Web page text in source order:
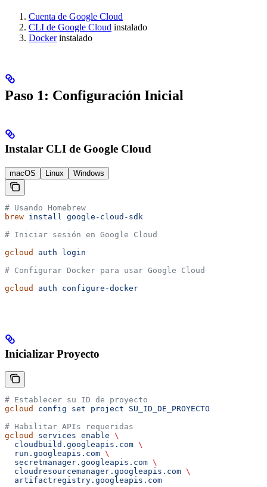
Cuenta de Google Cloud
CLI de Google Cloud instalado
Dockerinstalado
Paso 1: Configuración Inicial
Instalar CLI de Google Cloud
macOS Linux Windows
# Usando Homebrew
brew install
google-cloud-sdk
# Iniciar sesión en Google Cloud
gcloud
auth login
# Configurar Docker para usar Google Cloud
gcloud
auth configure-docker
Inicializar Proyecto
# Establecer su ID de proyecto
gcloud
config set project SU_ID_DE_PROYECTO
# Habilitar APIs requeridas
gcloud
services enable \
  cloudbuild.googleapis.com
\
  run.googleapis.com
\
  secretmanager.googleapis.com
\
  cloudresourcemanager.googleapis.com
\
  artifactregistry.googleapis.com